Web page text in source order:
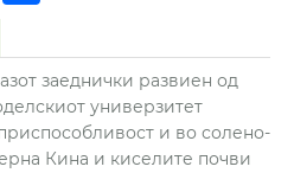
заеднички развиен од
универзитет
и во солено-
Кина и киселите почви